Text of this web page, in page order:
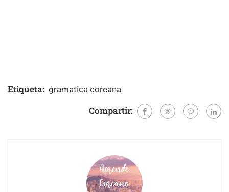
Etiqueta: gramatica coreana
Compartir: